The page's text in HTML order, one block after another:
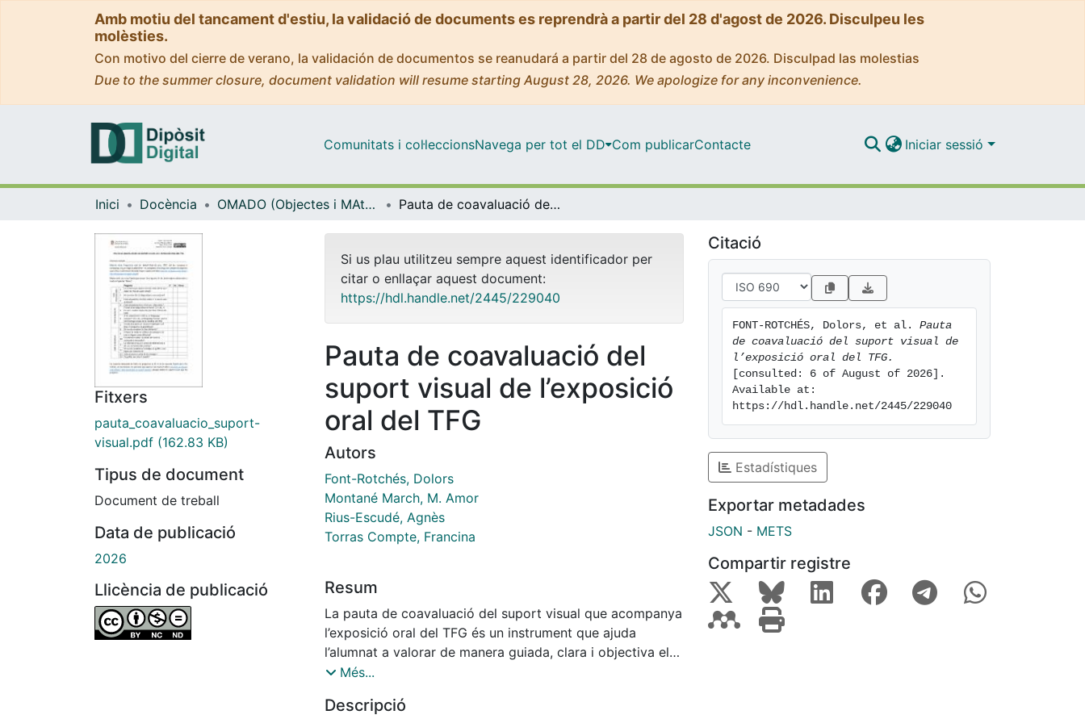
Amb motiu del tancament d'estiu, la validació de documents es reprendrà a partir del 28 d'agost de 2026. Disculpeu les
molèsties.
Con motivo del cierre de verano, la validación de documentos se reanudará a partir del 28 de agosto de 2026. Disculpad las molestias
Due to the summer closure, document validation will resume starting August 28, 2026. We apologize for any inconvenience.
Comunitats i col·leccionsNavega per tot el DD Com publicarContacte Iniciar sessió
Inici Docència OMADO (Objectes i MAterials DOcents) Pauta de coavaluació del suport visual de l’exposició oral del TFG
Fitxers
pauta_coavaluacio_suport-
visual.pdf (162.83 KB)
Tipus de document
Document de treball
Data de publicació
2026
Llicència de publicació
Si us plau utilitzeu sempre aquest identificador per
citar o enllaçar aquest document:
https://hdl.handle.net/2445/229040
Pauta de coavaluació del
suport visual de l’exposició
oral del TFG
Autors
Font-Rotchés, Dolors
Montané March, M. Amor
Rius-Escudé, Agnès
Torras Compte, Francina
Resum
La pauta de coavaluació del suport visual que acompanya
l’exposició oral del TFG és un instrument que ajuda
l’alumnat a valorar de manera guiada, clara i objectiva el
treball d’altres companys a l’hora de preparar el suport
s’estructura, com es redacta i com es dissenya. Fa
Més...
Descripció
Citació
FONT-ROTCHÉS, Dolors, et al. Pauta
de coavaluació del suport visual de
l’exposició oral del TFG.
[consulted: 6 of August of 2026].
Available at:
https://hdl.handle.net/2445/229040
Estadístiques
Exportar metadades
JSON - METS
Compartir registre